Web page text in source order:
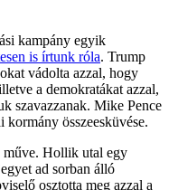
kampány egyik
is írtunk róla. Trump
vádolta azzal, hogy
a demokratákat azzal,
szavazzanak. Mike Pence
kormány összeesküvése.
műve. Hollik utal egy
ad sorban álló
osztotta meg azzal a